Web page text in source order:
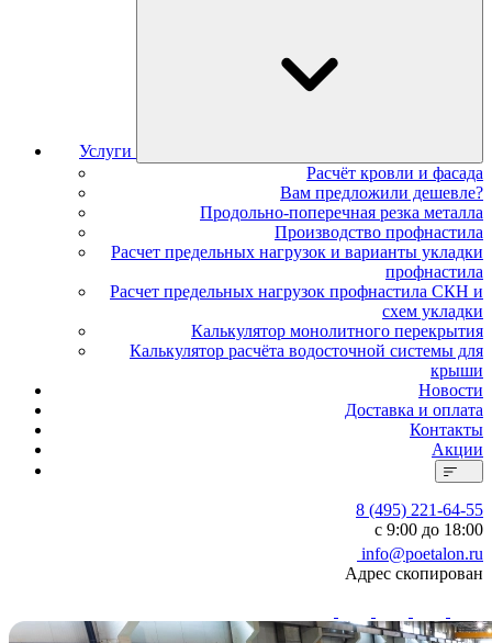
Услуги
Расчёт кровли и фасада
Вам предложили дешевле?
Продольно-поперечная резка металла
Производство профнастила
Расчет предельных нагрузок и варианты укладки
профнастила
Расчет предельных нагрузок профнастила СКН и
схем укладки
Калькулятор монолитного перекрытия
Калькулятор расчёта водосточной системы для
крыши
Новости
Доставка и оплата
Контакты
Акции
8 (495) 221-64-55
с 9:00 до 18:00
info@poetalon.ru
Адрес скопирован